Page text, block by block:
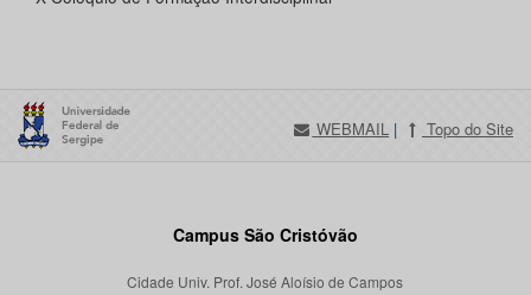
WEBMAIL | Topo do Site
Campus São Cristóvão
Cidade Univ. Prof. José Aloísio de Campos